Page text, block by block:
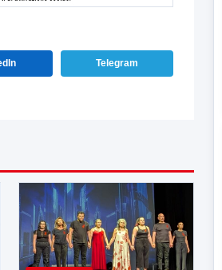
Telegram